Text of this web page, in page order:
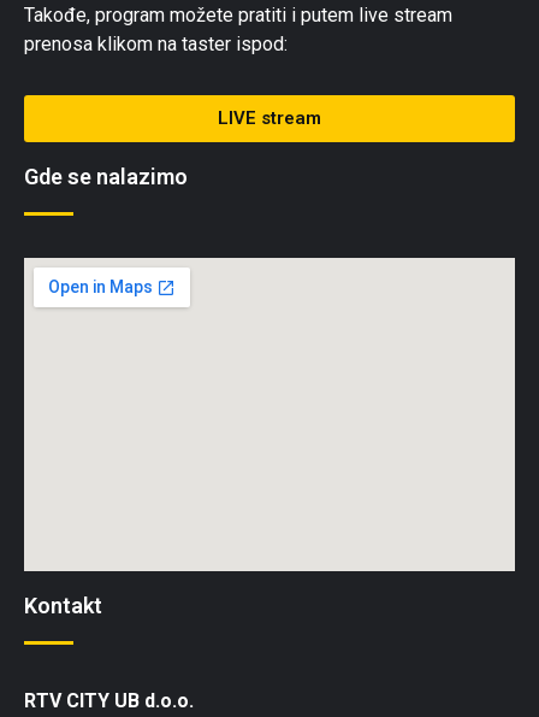
Takođe, program možete pratiti i putem live stream
prenosa klikom na taster ispod:
LIVE stream
Gde se nalazimo
Kontakt
RTV CITY UB d.o.o.